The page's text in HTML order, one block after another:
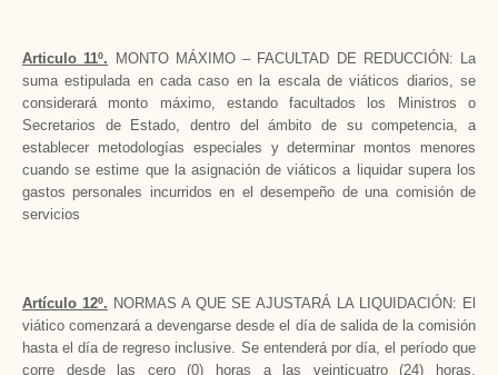
Articulo 11º. MONTO MÁXIMO – FACULTAD DE REDUCCIÓN: La
suma estipulada en cada caso en la escala de viáticos diarios, se
considerará monto máximo, estando facultados los Ministros o
Secretarios de Estado, dentro del ámbito de su competencia, a
establecer metodologías especiales y determinar montos menores
cuando se estime que la asignación de viáticos a liquidar supera los
gastos personales incurridos en el desempeño de una comisión de
servicios
Artículo 12º. NORMAS A QUE SE AJUSTARÁ LA LIQUIDACIÓN: El
viático comenzará a devengarse desde el día de salida de la comisión
hasta el día de regreso inclusive. Se entenderá por día, el período que
corre desde las cero (0) horas a las veinticuatro (24) horas,